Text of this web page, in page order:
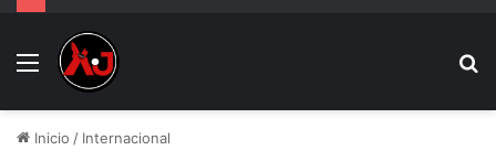
Menu
Inicio / Internacional